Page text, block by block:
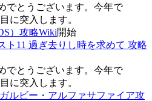
でとうございます。今年で
に突入します。
）攻略Wiki開始
ト11 過ぎ去りし時を求めて 攻略
でとうございます。今年で
に突入します。
ルビー・アルファサファイア攻